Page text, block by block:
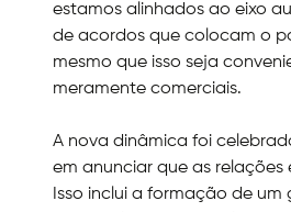
estamos alinhados ao eixo
de acordos que colocam o
mesmo que isso seja
meramente comerciais.
A nova dinâmica foi
em anunciar que as relações
Isso inclui a formação de